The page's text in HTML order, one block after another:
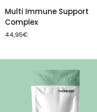
Multi
Immune
Support
Complex
Multi Immune Support
Complex
44,95€